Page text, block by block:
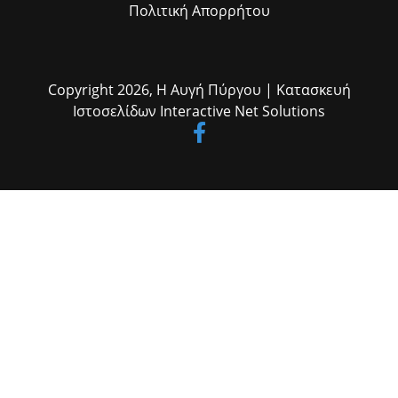
Ενότητα Ηλείας έχουμε προχωρήσει σε όλες τις απαραίτητες
με τις πυρκαγιές είναι καθημερινή, δύσκολη και πολλές φορές άνιση.
Η καλύτερη τιμή στη μνήμη τους είναι να κάνουμε όλοι το καθήκον
μας, ο καθένας από τη θέση ευθύνης που κατέχει. Απευθύνω έκκληση
σε όλους τους συμπολίτες μας να τηρήσουν πιστά τις οδηγίες των
Πολιτική Απορρήτου
Copyright 2026, Η Αυγή Πύργου | Κατασκευή
Ιστοσελίδων Interactive Net Solutions